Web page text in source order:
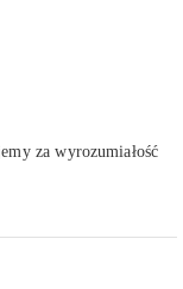
za wyrozumiałość